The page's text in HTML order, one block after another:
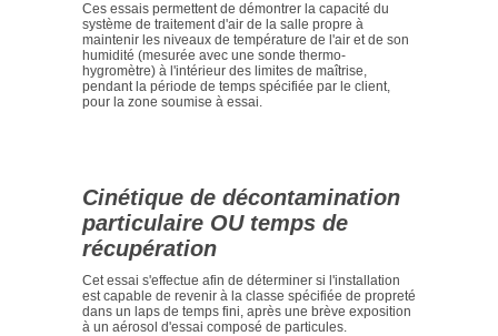
Ces essais permettent de démontrer la capacité du
système de traitement d'air de la salle propre à
maintenir les niveaux de température de l'air et de son
humidité (mesurée avec une sonde thermo-
hygromètre) à l'intérieur des limites de maîtrise,
pendant la période de temps spécifiée par le client,
pour la zone soumise à essai.
Cinétique de décontamination
particulaire OU temps de
récupération
Cet essai s'effectue afin de déterminer si l'installation
est capable de revenir à la classe spécifiée de propreté
dans un laps de temps fini, après une brève exposition
à un aérosol d'essai composé de particules.